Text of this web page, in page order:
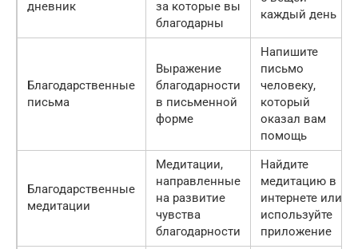
дневник
за которые вы
благодарны
каждый день
Благодарственные
письма
Выражение
благодарности
в письменной
форме
Напишите
письмо
человеку,
который
оказал вам
помощь
Благодарственные
медитации
Медитации,
направленные
на развитие
чувства
благодарности
Найдите
медитацию в
интернете или
используйте
приложение